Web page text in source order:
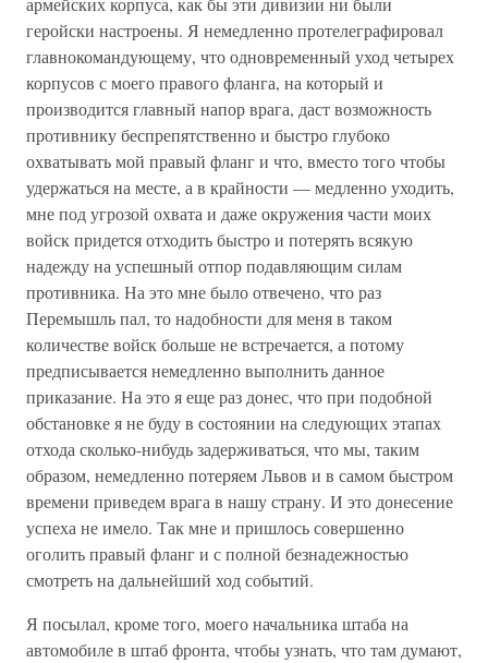
геройски настроены. Я немедленно протелеграфировал
главнокомандующему, что одновременный уход четырех
корпусов с моего правого фланга, на который и
производится главный напор врага, даст возможность
противнику беспрепятственно и быстро глубоко
охватывать мой правый фланг и что, вместо того чтобы
удержаться на месте, а в крайности — медленно уходить,
мне под угрозой охвата и даже окружения части моих
войск придется отходить быстро и потерять всякую
надежду на успешный отпор подавляющим силам
противника. На это мне было отвечено, что раз
Перемышль пал, то надобности для меня в таком
количестве войск больше не встречается, а потому
предписывается немедленно выполнить данное
приказание. На это я еще раз донес, что при подобной
обстановке я не буду в состоянии на следующих этапах
отхода сколько-нибудь задерживаться, что мы, таким
образом, немедленно потеряем Львов и в самом быстром
времени приведем врага в нашу страну. И это донесение
успеха не имело. Так мне и пришлось совершенно
оголить правый фланг и с полной безнадежностью
смотреть на дальнейший ход событий.
Я посылал, кроме того, моего начальника штаба на
автомобиле в штаб фронта, чтобы узнать, что там думают,